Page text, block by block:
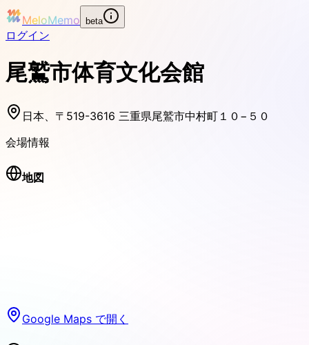
MeloMemo beta
ログイン
尾鷲市体育文化会館
日本、〒519-3616 三重県尾鷲市中村町１０−５０
会場情報
地図
Google Maps で開く